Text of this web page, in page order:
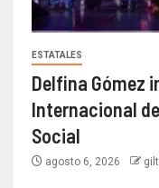
ESTATALES
Delfina Gómez
Internacional
Social
agosto 6, 2026